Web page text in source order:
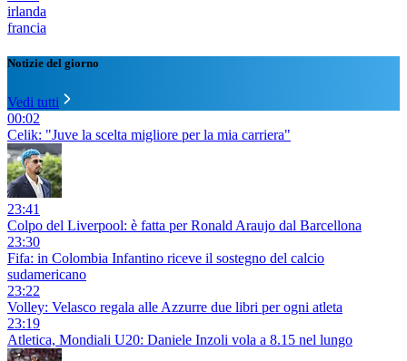
irlanda
francia
Notizie del giorno
Vedi tutti
00:02
Celik: "Juve la scelta migliore per la mia carriera"
23:41
Colpo del Liverpool: è fatta per Ronald Araujo dal Barcellona
23:30
Fifa: in Colombia Infantino riceve il sostegno del calcio
sudamericano
23:22
Volley: Velasco regala alle Azzurre due libri per ogni atleta
23:19
Atletica, Mondiali U20: Daniele Inzoli vola a 8.15 nel lungo